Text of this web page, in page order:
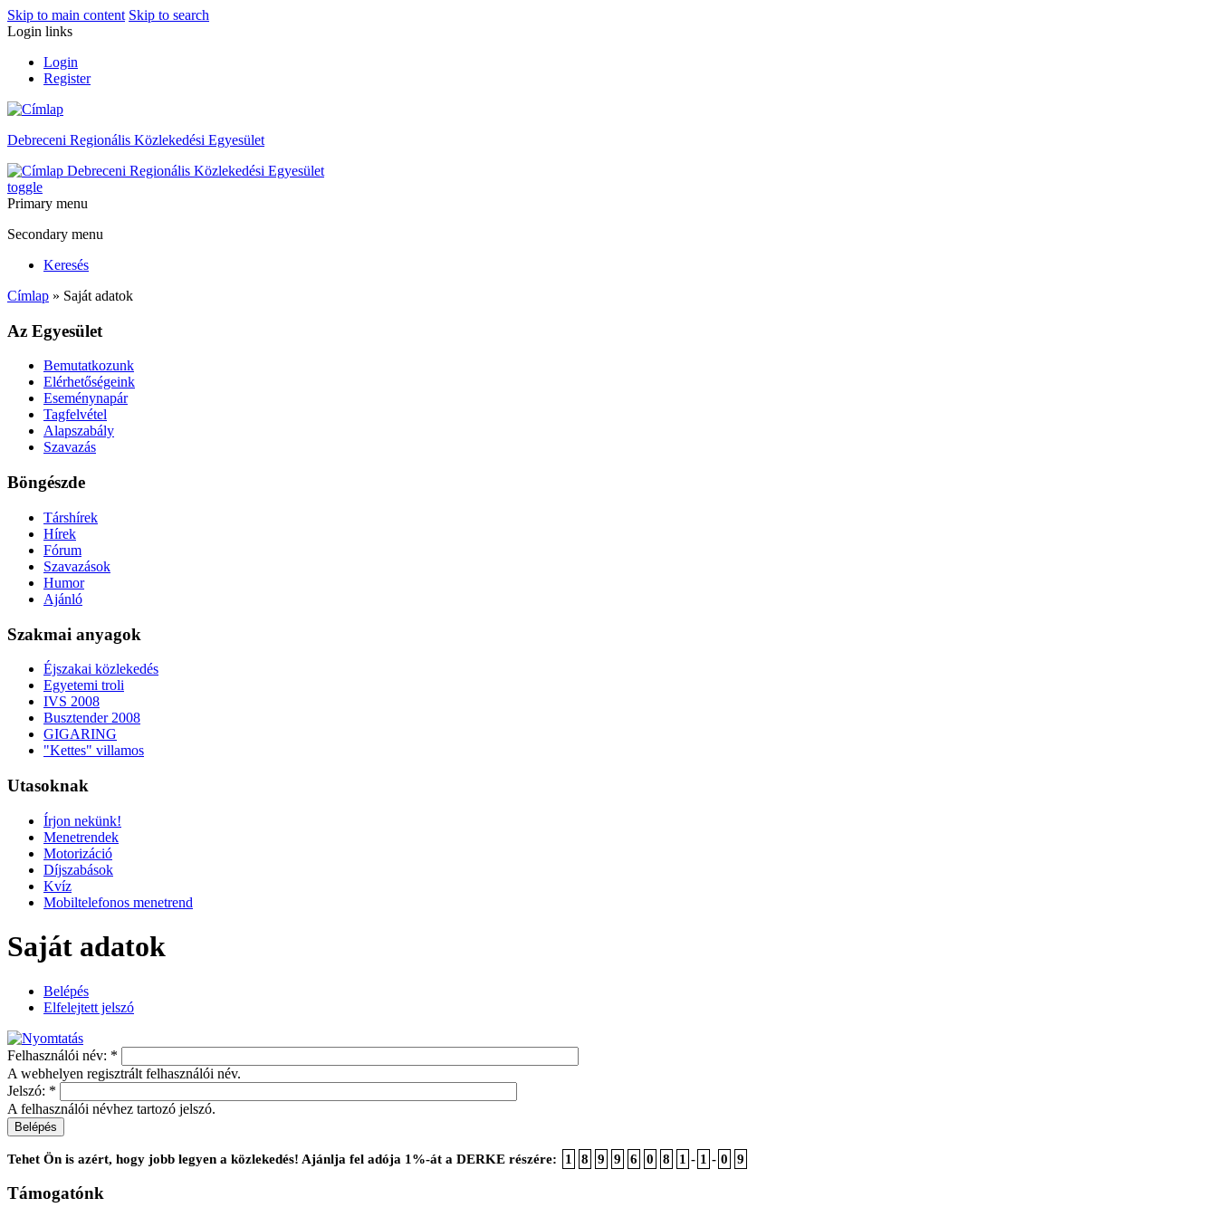
Skip to main content Skip to search
Login links
Login
Register
Debreceni Regionális Közlekedési Egyesület
Debreceni Regionális Közlekedési Egyesület
toggle
Primary menu
Secondary menu
Keresés
Címlap » Saját adatok
Az Egyesület
Bemutatkozunk
Elérhetőségeink
Eseménynapár
Tagfelvétel
Alapszabály
Szavazás
Böngészde
Társhírek
Hírek
Fórum
Szavazások
Humor
Ajánló
Szakmai anyagok
Éjszakai közlekedés
Egyetemi troli
IVS 2008
Busztender 2008
GIGARING
"Kettes" villamos
Utasoknak
Írjon nekünk!
Menetrendek
Motorizáció
Díjszabások
Kvíz
Mobiltelefonos menetrend
Saját adatok
Belépés
Elfelejtett jelszó
Felhasználói név: *
A webhelyen regisztrált felhasználói név.
Jelszó: *
A felhasználói névhez tartozó jelszó.
Tehet Ön is azért, hogy jobb legyen a közlekedés! Ajánlja fel adója 1%-át a DERKE részére: 1 8 9 9 6 0 8 1 - 1 - 0 9
Támogatónk